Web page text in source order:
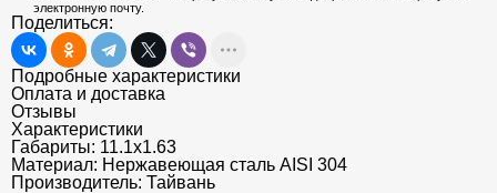
электронную почту.
Поделиться:
Подробные характеристики
Оплата и доставка
Отзывы
Характеристики
Габариты: 11.1x1.63
Материал: Нержавеющая сталь AISI 304
Производитель: Тайвань